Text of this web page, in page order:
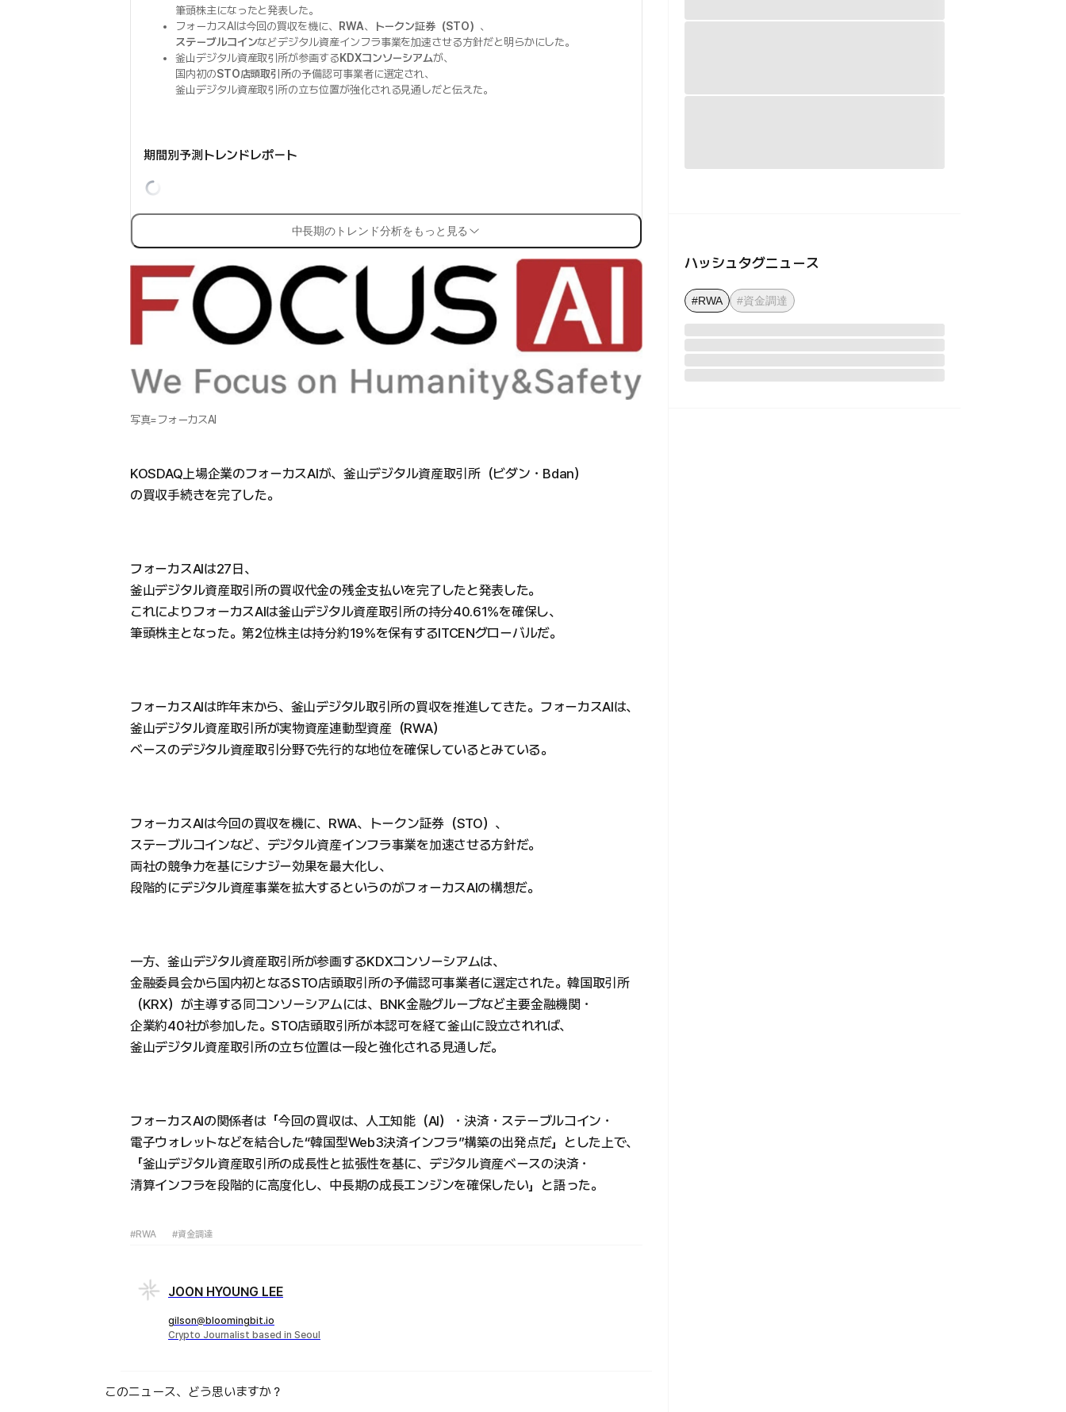
筆頭株主になったと発表した。
フォーカスAIは今回の買収を機に、
RWA、 トークン証券（STO） 、
ステーブルコインなどデジタル資産インフラ事業を加速させる方針だと明らかにした。
釜山デジタル資産取引所が参画するKDXコンソーシアムが、
国内初のSTO店頭取引所の予備認可事業者に選定され、
釜山デジタル資産取引所の立ち位置が強化される見通しだと伝えた。
期間別予測トレンドレポート
中長期のトレンド分析をもっと見る
写真=フォーカスAI
KOSDAQ上場企業のフォーカスAIが、釜山デジタル資産取引所（ビダン・Bdan）
の買収手続きを完了した。
フォーカスAIは27日、
釜山デジタル資産取引所の買収代金の残金支払いを完了したと発表した。
これによりフォーカスAIは釜山デジタル資産取引所の持分40.61%を確保し、
筆頭株主となった。第2位株主は持分約19%を保有するITCENグローバルだ。
フォーカスAIは昨年末から、釜山デジタル取引所の買収を推進してきた。フォーカスAIは、
釜山デジタル資産取引所が実物資産連動型資産（RWA）
ベースのデジタル資産取引分野で先行的な地位を確保しているとみている。
フォーカスAIは今回の買収を機に、RWA、トークン証券（STO）、
ステーブルコインなど、デジタル資産インフラ事業を加速させる方針だ。
両社の競争力を基にシナジー効果を最大化し、
段階的にデジタル資産事業を拡大するというのがフォーカスAIの構想だ。
一方、釜山デジタル資産取引所が参画するKDXコンソーシアムは、
金融委員会から国内初となるSTO店頭取引所の予備認可事業者に選定された。韓国取引所
（KRX）が主導する同コンソーシアムには、BNK金融グループなど主要金融機関・
企業約40社が参加した。STO店頭取引所が本認可を経て釜山に設立されれば、
釜山デジタル資産取引所の立ち位置は一段と強化される見通しだ。
フォーカスAIの関係者は「今回の買収は、人工知能（AI）・決済・ステーブルコイン・
電子ウォレットなどを結合した“韓国型Web3決済インフラ”構築の出発点だ」とした上で、
「釜山デジタル資産取引所の成長性と拡張性を基に、デジタル資産ベースの決済・
清算インフラを段階的に高度化し、中長期の成長エンジンを確保したい」と語った。
#RWA #資金調達
JOON HYOUNG LEE
gilson@bloomingbit.io
Crypto Journalist based in Seoul
このニュース、どう思いますか？
ハッシュタグニュース
#RWA #資金調達